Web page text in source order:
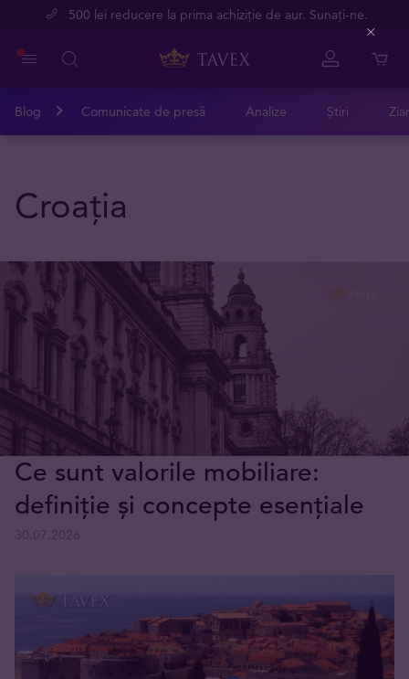
500 lei reducere la prima achiziție de aur. Sunați-ne.
Blog Comunicate de presă Analize Știri
Croația
Ce sunt valorile mobiliare:
definiție și concepte esențiale
Close